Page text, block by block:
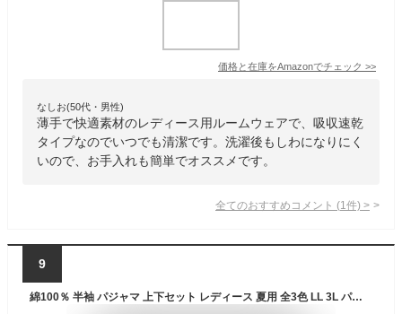
価格と在庫をAmazonでチェック >>
なしお(50代・男性)
薄手で快適素材のレディース用ルームウェアで、吸収速乾
タイプなのでいつでも清潔です。洗濯後もしわになりにく
いので、お手入れも簡単でオススメです。
全てのおすすめコメント (1 件) >
9
綿100％ 半袖 パジャマ 上下セット レディース 夏用 全3色 LL 3L パジャマ ルームウエア 綿 コットン 560205L-5 天竺 プルオーバー Uネック 丸首 七分丈パンツ ズボン 女性 婦人 ブルー レッド サックス ベージュ ワイン 大きいサイズ